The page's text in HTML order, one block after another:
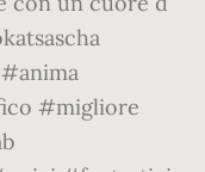
#migliore